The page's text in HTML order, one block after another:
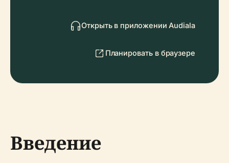
Открыть в приложении Audiala
Планировать в браузере
Введение